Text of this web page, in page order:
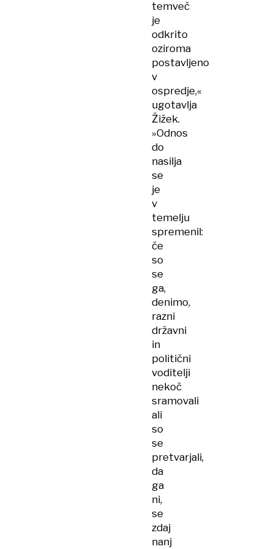
temveč
je
odkrito
oziroma
postavljeno
v
ospredje,«
ugotavlja
Žižek.
»Odnos
do
nasilja
se
je
v
temelju
spremenil:
če
so
se
ga,
denimo,
razni
državni
in
politični
voditelji
nekoč
sramovali
ali
so
se
pretvarjali,
da
ga
ni,
se
zdaj
nanj